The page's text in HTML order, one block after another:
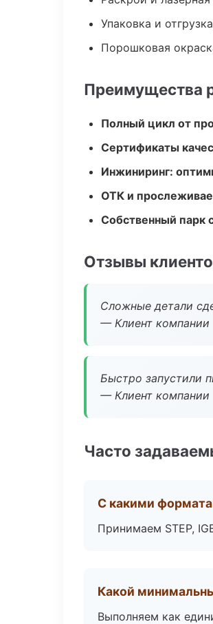
Упаковка и
Порошковая
Преимущества
Полный цикл от
Сертификаты
Инжиниринг:
ОТК и
Собственный парк
Отзывы
Сложные детали
— Клиент компании
Быстро запустили
— Клиент компании
Часто
С какими
Принимаем STEP,
Какой
Выполняем как